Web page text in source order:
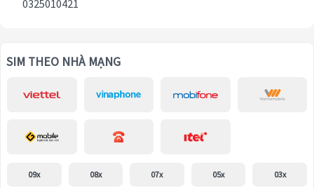
0325010421
SIM THEO NHÀ MẠNG
09x 08x 07x 05x 03x